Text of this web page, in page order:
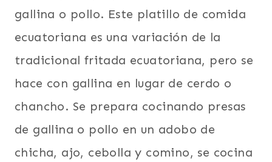
PLATO
PRINCIPAL
|
O
|
SUDAMERICA
TODAS
RECETAS
gallina o pollo. Este platillo de comida
ecuatoriana es una variación de la
tradicional fritada ecuatoriana, pero se
hace con gallina en lugar de cerdo o
chancho. Se prepara cocinando presas
de gallina o pollo en un adobo de
chicha, ajo, cebolla y comino, se cocina